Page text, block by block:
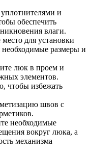
и
обеспечить
влаги.
для установки
размеры и
люк в проем и
элементов.
чтобы избежать
швов с
необходимые
вокруг люка, а
механизма